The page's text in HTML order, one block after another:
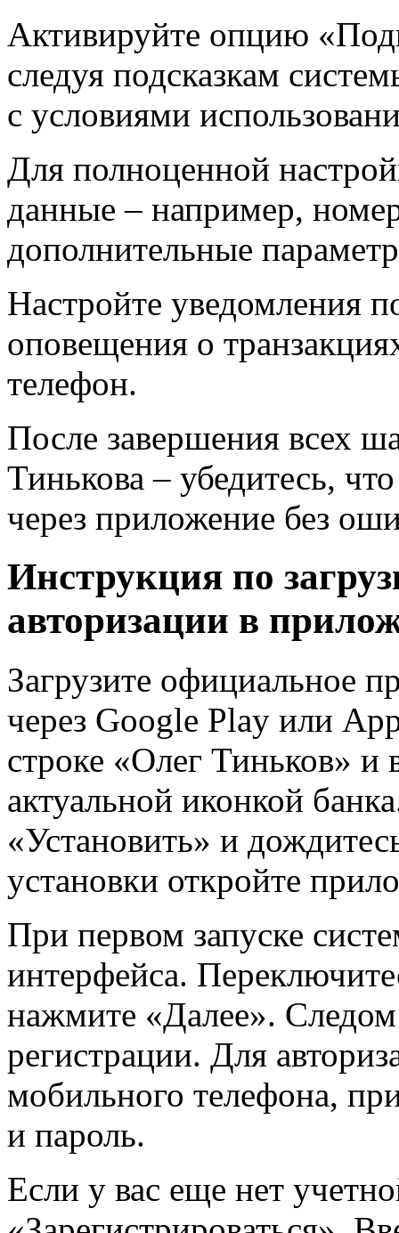
Активируйте опцию
следуя подсказкам
с условиями
Для полноценной
данные – например,
дополнительные
Настройте уведомления
оповещения о
телефон.
После завершения всех
Тинькова – убедитесь,
через приложение без
Инструкция по
авторизации в
Загрузите официальное
через Google Play или
строке «Олег Тиньков» и
актуальной иконкой
«Установить» и
установки откройте
При первом запуске
интерфейса.
нажмите «Далее».
регистрации. Для
мобильного телефона,
и пароль.
Если у вас еще нет